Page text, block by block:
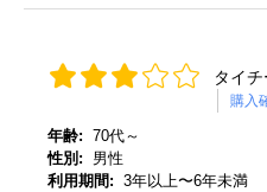
タイ
購入
年齢: 70代～
性別:
男性
利用期間: 3年以上〜6年未満